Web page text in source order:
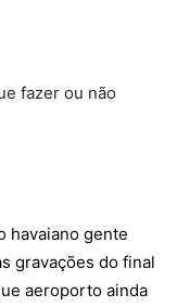
fazer ou não
havaiano gente
gravações do final
aeroporto ainda